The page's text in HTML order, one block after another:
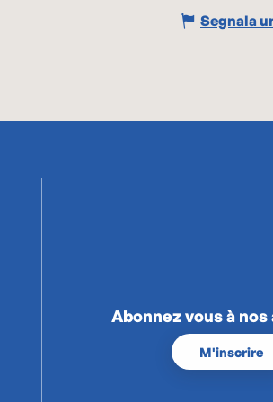
Segnala
Abonnez vous à
M'inscrire